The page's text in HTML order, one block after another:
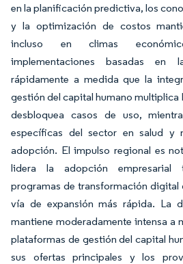
en la planificación predictiva, los
y la optimización de costos
incluso en climas
implementaciones basadas en
rápidamente a medida que la
gestión del capital humano multiplica
desbloquea casos de uso,
específicas del sector en salud y
adopción. El impulso regional es
lidera la adopción empresarial
programas de transformación digital
vía de expansión más rápida. La
mantiene moderadamente intensa a
plataformas de gestión del capital
sus ofertas principales y los